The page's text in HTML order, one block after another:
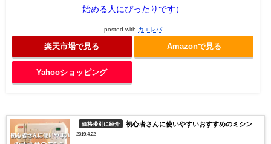
始める人にぴったりです）
posted with カエレバ
楽天市場で見る Amazonで見る
Yahooショッピング
価格帯別に紹介 初心者さんに使いやすいおすすめのミシン
2019.4.22